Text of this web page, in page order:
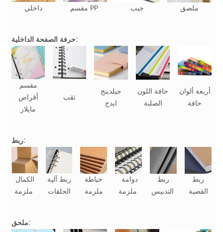
داخلي مقسم PP جيب ملصق
حرفة الصفحة الداخلية:
مقسم
أقراص
مايلار
ثقب
جيلدينج
ايدج
حافة اللون
الصلبة
أربعة ألوان
حافة
ربط:
الكمال
ربط آلية
الحلقات
خياطة
ملزمة
ربط
ربط
القضية
ملحق: